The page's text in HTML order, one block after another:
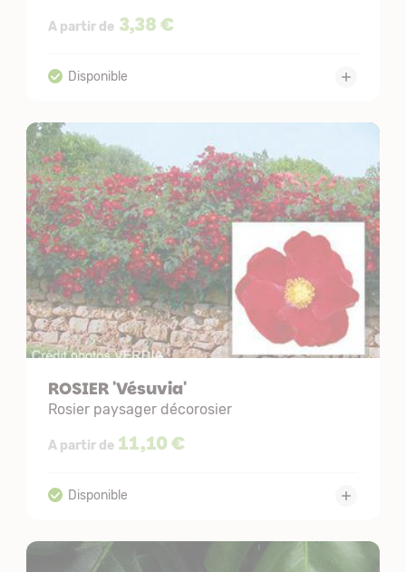
A partir de 3,38 €
ROSIER 'Vésuvia'
Rosier paysager décorosier
A partir de 11,10 €